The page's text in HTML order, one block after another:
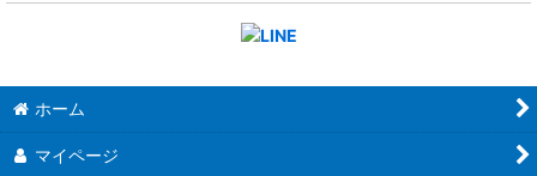
ホーム
マイページ